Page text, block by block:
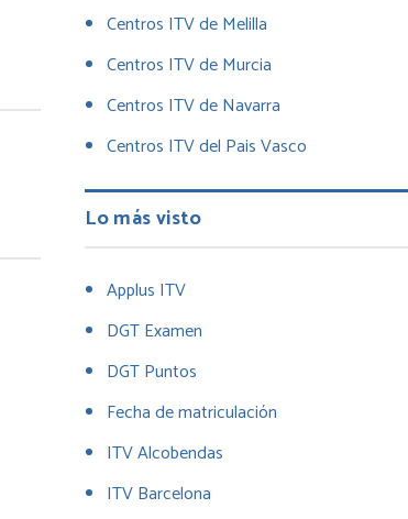
Centros ITV de Melilla
Centros ITV de Murcia
Centros ITV de Navarra
Centros ITV del Pais Vasco
Lo más visto
Applus ITV
DGT Examen
DGT Puntos
Fecha de matriculación
ITV Alcobendas
ITV Barcelona